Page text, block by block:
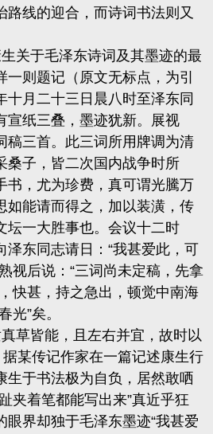
路线的迎合，而诗词书法则又
关于毛泽东诗词及其墨迹的最
则题记（原文无标点，为引
十月二十三日晨八时至泽东同
宣纸三叠，墨迹犹新。展视
稿三首。此三词所用牌调为清
桑子，皆二次国内战争时所
书，尤为珍费，真可谓光騰万
如能请而得之，加以装潢，传
坛一大胜事也。会议十二时
泽东同志请日：“我甚爱此，可
视后说：“三词尚未定稿，先拿
快甚，持之急出，顿觉中南海
光”矣。
草皆能，且左右并宜，故时以
据某传记作家在一篇记述康生行
生于书法极为自负，居然敢哂
夹着笔都能写出来”真近乎狂
眼界却独于毛泽东墨迹“我甚爱